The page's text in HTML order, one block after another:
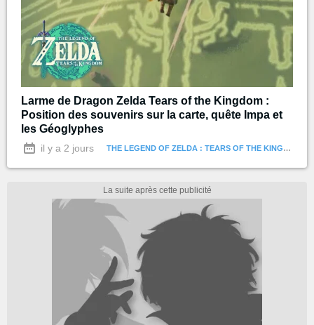
Larme de Dragon Zelda Tears of the Kingdom :
Position des souvenirs sur la carte, quête Impa et
les Géoglyphes
il y a 2 jours THE LEGEND OF ZELDA : TEARS OF THE KINGDOM